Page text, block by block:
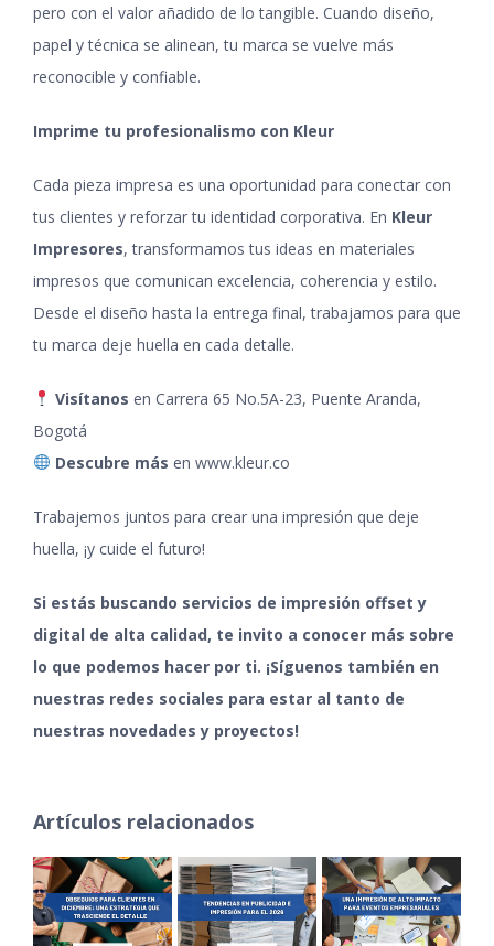
pero con el valor añadido de lo tangible. Cuando diseño,
papel y técnica se alinean, tu marca se vuelve más
reconocible y confiable.
Imprime tu profesionalismo con Kleur
Cada pieza impresa es una oportunidad para conectar con
tus clientes y reforzar tu identidad corporativa. En Kleur
Impresores, transformamos tus ideas en materiales
impresos que comunican excelencia, coherencia y estilo.
Desde el diseño hasta la entrega final, trabajamos para que
tu marca deje huella en cada detalle.
Visítanos en Carrera 65 No.5A-23, Puente Aranda,
Bogotá
Descubre más en www.kleur.co
Trabajemos juntos para crear una impresión que deje
huella, ¡y cuide el futuro!
Si estás buscando servicios de impresión offset y
digital de alta calidad, te invito a conocer más sobre
lo que podemos hacer por ti. ¡Síguenos también en
nuestras redes sociales para estar al tanto de
nuestras novedades y proyectos!
Artículos relacionados